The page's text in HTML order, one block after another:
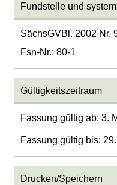
Fundstelle und
SächsGVBl. 2002 Nr.
Fsn-Nr.: 80-1
Gültigkeitszeitraum
Fassung gültig ab: 3.
Fassung gültig bis:
Drucken/Speichern